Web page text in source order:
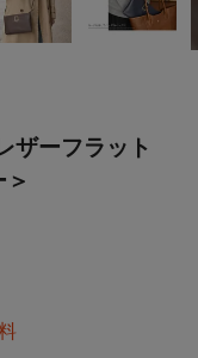
ザーフラット